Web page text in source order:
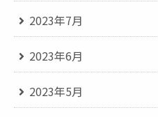
2023年7月
2023年6月
2023年5月